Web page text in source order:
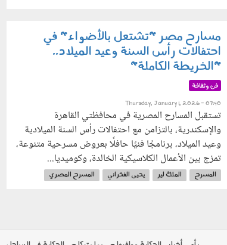
مسارح مصر "تشتعل بالأضواء" في
احتفالات رأس السنة وعيد الميلاد..
"الخريطة الكاملة"
فن وثقافة
Thursday, January 1, 2026 - 07:40
تستقبل المسارح المصرية في محافظتي القاهرة
والإسكندرية، بالتزامن مع احتفالات رأس السنة الميلادية
وعيد الميلاد، برنامجًا فنيًا حافلًا بعروض مسرحية متنوعة،
تمزج بين الأعمال الكلاسيكية الخالدة، وكوميديا...
المسرح الملك لير يحيى الفخراني
المسرح المصري